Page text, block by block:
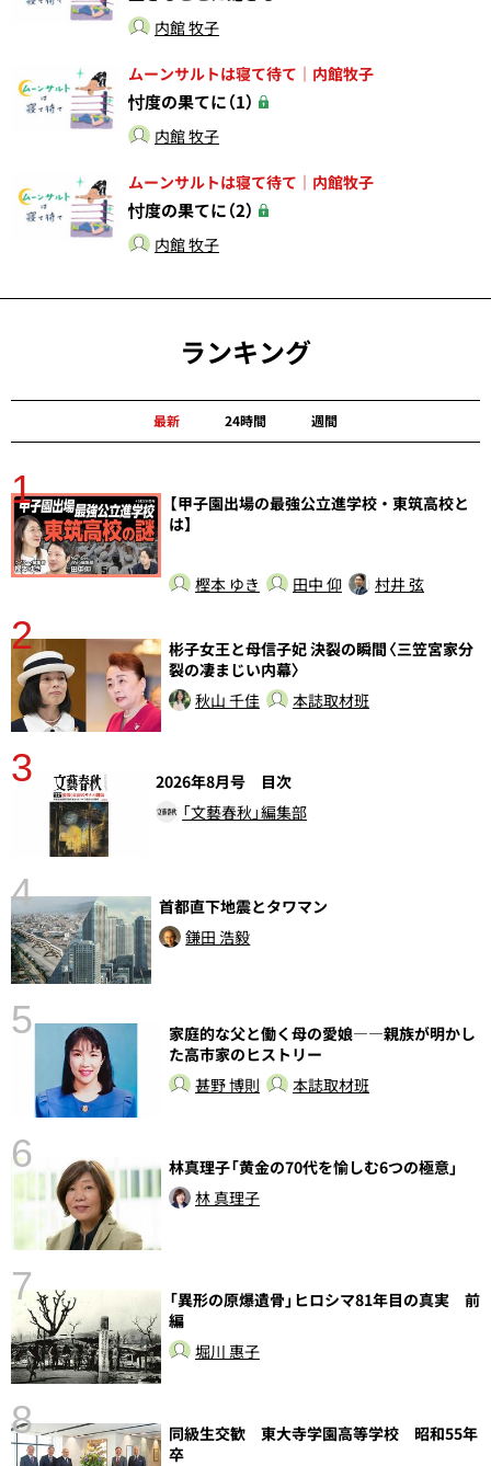
内館 牧子
ムーンサルトは寝て待て｜内館牧子
忖度の果てに（1）
内館 牧子
ムーンサルトは寝て待て｜内館牧子
忖度の果てに（2）
内館 牧子
ランキング
最新 24時間 週間
1
【甲子園出場の最強公立進学校・東筑高校と
は】
樫本 ゆき 田中 仰 村井 弦
2
彬子女王と母信子妃 決裂の瞬間〈三笠宮家分
裂の凄まじい内幕〉
秋山 千佳
本誌取材班
3
2026年8月号 目次
「文藝春秋」編集部
4
首都直下地震とタワマン
鎌田 浩毅
5
家庭的な父と働く母の愛娘――親族が明かし
た高市家のヒストリー
甚野 博則
本誌取材班
6
林真理子「黄金の70代を愉しむ6つの極意」
林 真理子
7
「異形の原爆遺骨」ヒロシマ81年目の真実 前
編
堀川 惠子
8
同級生交歓 東大寺学園高等学校 昭和55年
卒